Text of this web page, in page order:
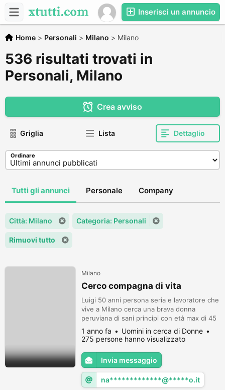
Inserisci un annuncio
Home > Personali > Milano > Milano
536 risultati trovati in
Personali, Milano
Crea avviso
Griglia Lista Dettaglio
Ordinare
Tutti gli annunci Personale Company
Città: Milano Categoria: Personali
Rimuovi tutto
Milano
Cerco compagna di vita
Luigi 50 anni persona seria e lavoratore che
vive a Milano cerca una brava donna
peruviana di sani principi con età max di 45
5 anni che vive e lavora anche lei a Milano,
per instaurare un rapporto di amicizia,
futura relazione e convivenza insieme. Per
favore astenersi chi non vive ed abita a
Milano. Grazie Buona giornata.
1 anno fa
Uomini in cerca di Donne
275 persone hanno visualizzato
Invia messaggio
na*************@*****o.it